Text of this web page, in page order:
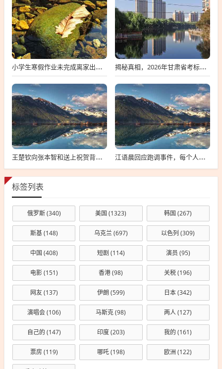
小学生寒假作业未完成离家出走，深度探究背后的原因与应对策略 揭秘真相，2026年甘肃省考标准答案不实传闻背后的真相探索
王楚钦向张本智和送上祝贺背后的故事 江语晨回应跑调事件，每个人都有失误，理解并接纳是关键
标签列表
俄罗斯(340) 美国 (1323) 韩国 (267)
斯基(148) 乌克兰(697) 以色列 (309)
中国 (408) 短剧 (114) 演员 (95)
电影(151) 香港(98) 关税(196)
网友(137) 伊朗 (599) 日本(342)
演唱会(106) 马斯克(98) 两人(127)
自己的 (147) 印度(203) 我的 (161)
票房 (119) 哪吒(198) 欧洲 (122)